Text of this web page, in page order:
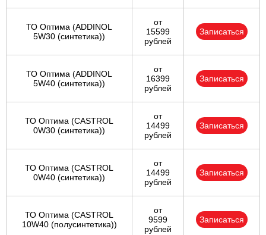
ТО Оптима (ADDINOL
5W30 (синтетика))
от
15599
рублей
Записаться
ТО Оптима (ADDINOL
5W40 (синтетика))
от
16399
рублей
Записаться
ТО Оптима (CASTROL
0W30 (синтетика))
от
14499
рублей
Записаться
ТО Оптима (CASTROL
0W40 (синтетика))
от
14499
рублей
Записаться
ТО Оптима (CASTROL
10W40 (полусинтетика))
от
9599
рублей
Записаться